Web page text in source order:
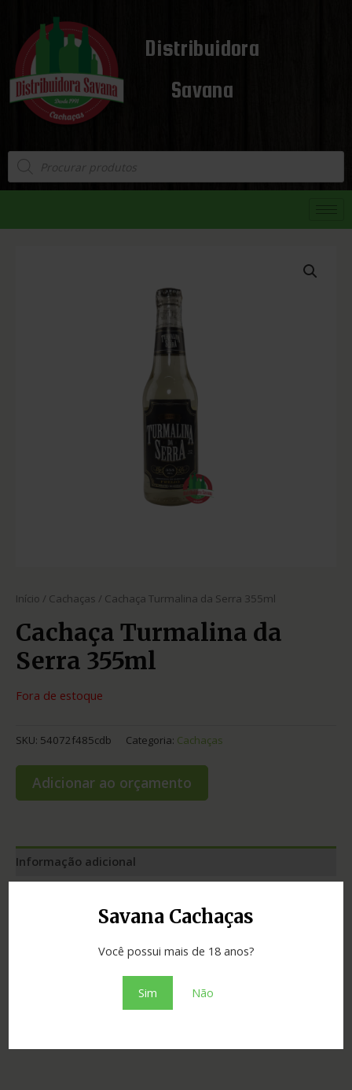
Savana Cachaças
Você possui mais de 18 anos?
Sim Não
Distribuidora
Savana
Início / Cachaças / Cachaça Turmalina da Serra 355ml
Cachaça Turmalina da
Serra 355ml
Fora de estoque
SKU: 54072f485cdb Categoria: Cachaças
Adicionar ao orçamento
Informação adicional
Paraíba